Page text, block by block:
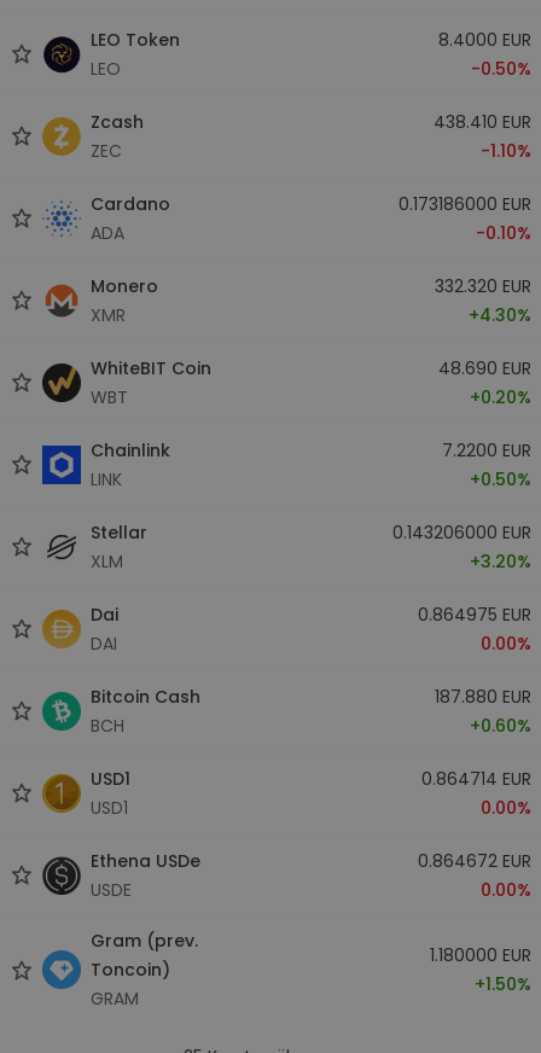
LEO Token
LEO
8.4000 EUR
-0.50%
Zcash
ZEC
438.410 EUR
-1.10%
Cardano
ADA
0.173186000 EUR
-0.10%
Monero
XMR
332.320 EUR
+4.30%
WhiteBIT Coin
WBT
48.690 EUR
+0.20%
Chainlink
LINK
7.2200 EUR
+0.50%
Stellar
XLM
0.143206000 EUR
+3.20%
Dai
DAI
0.864975 EUR
0.00%
Bitcoin Cash
BCH
187.880 EUR
+0.60%
USD1
USD1
0.864714 EUR
0.00%
Ethena USDe
USDE
0.864672 EUR
0.00%
Gram (prev.
Toncoin)
GRAM
1.180000 EUR
+1.50%